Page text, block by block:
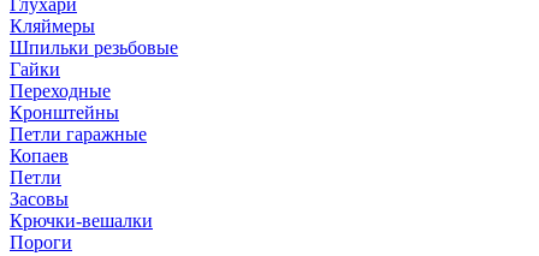
Глухари
Кляймеры
Шпильки резьбовые
Гайки
Переходные
Кронштейны
Петли гаражные
Копаев
Петли
Засовы
Крючки-вешалки
Пороги